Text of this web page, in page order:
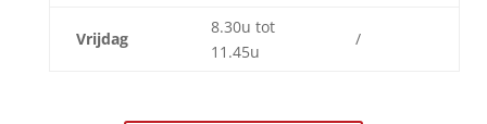
Vrijdag
8.30u tot
11.45u
/